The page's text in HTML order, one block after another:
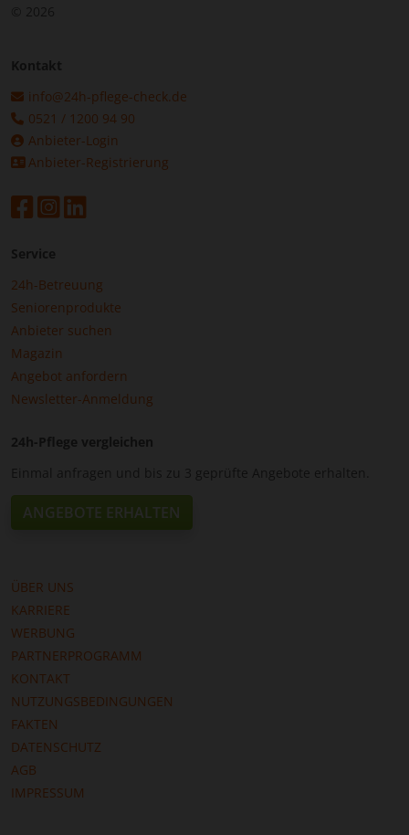
© 2026
Kontakt
info@24h-pflege-check.de
0521 / 1200 94 90
Anbieter-Login
Anbieter-Registrierung
Service
24h-Betreuung
Seniorenprodukte
Anbieter suchen
Magazin
Angebot anfordern
Newsletter-Anmeldung
24h-Pflege vergleichen
Einmal anfragen und bis zu 3 geprüfte Angebote erhalten.
ANGEBOTE ERHALTEN
ÜBER UNS
KARRIERE
WERBUNG
PARTNERPROGRAMM
KONTAKT
NUTZUNGSBEDINGUNGEN
FAKTEN
DATENSCHUTZ
AGB
IMPRESSUM